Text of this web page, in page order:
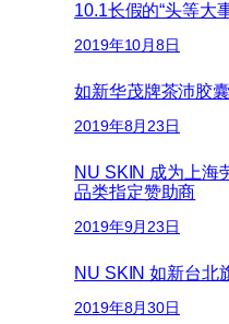
10.1长假的“头等大
2019年10月8日
如新华茂牌茶沛胶
2019年8月23日
NU SKIN 成为上海
品类指定赞助商
2019年9月23日
NU SKIN 如新台北
2019年8月30日